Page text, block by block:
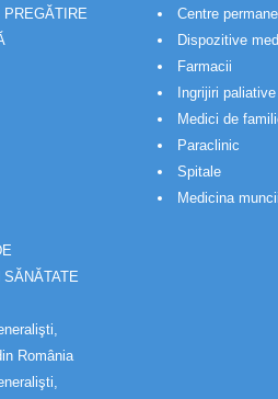
PREGĂTIRE
România
Centre
Dispozitive
Farmacii
Ingrijiri paliative
Medici de
Paraclinic
Spitale
Medicina muncii